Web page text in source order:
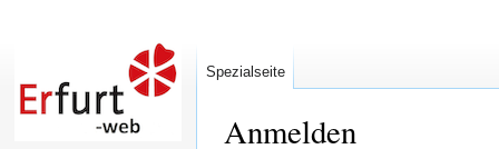
Anmelden
Spezialseite